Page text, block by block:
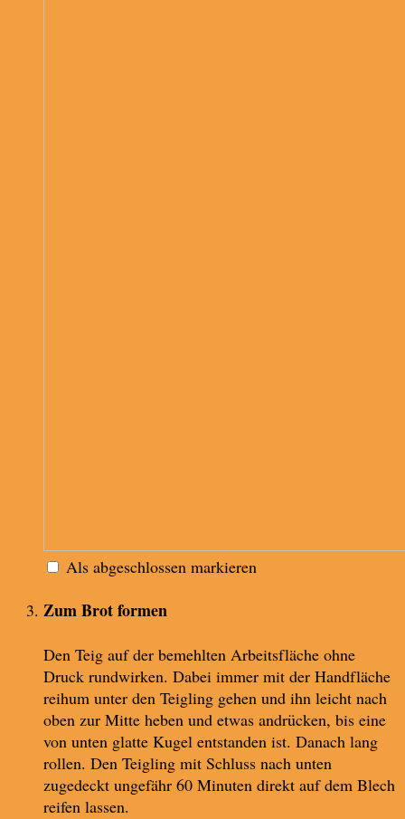
Als abgeschlossen markieren
Zum Brot formen
Den Teig auf der bemehlten Arbeitsfläche ohne
Druck rundwirken. Dabei immer mit der Handfläche
reihum unter den Teigling gehen und ihn leicht nach
oben zur Mitte heben und etwas andrücken, bis eine
von unten glatte Kugel entstanden ist. Danach lang
rollen. Den Teigling mit Schluss nach unten
zugedeckt ungefähr 60 Minuten direkt auf dem Blech
reifen lassen.